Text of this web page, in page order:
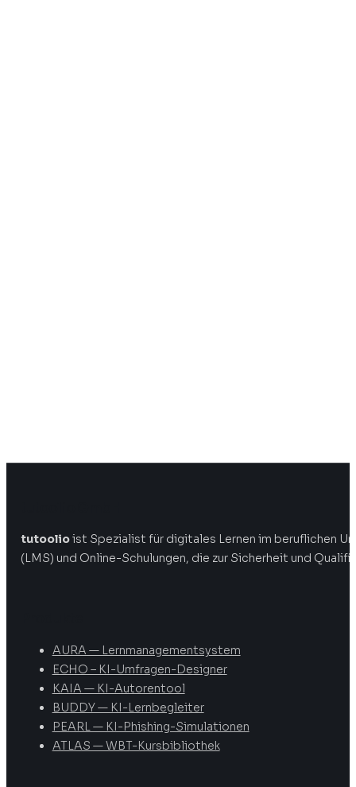
tutoolioist Spezialist für digitales Lernen im beruflichen
(LMS) und Online-Schulungen, die zur Sicherheit und
AURA — Lernmanagementsystem
ECHO – KI-Umfragen-Designer
KAIA — KI-Autorentool
BUDDY — KI-Lernbegleiter
PEARL — KI-Phishing-Simulationen
ATLAS — WBT-Kursbibliothek